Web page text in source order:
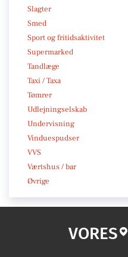
Slagter
Smed
Sport og fritidsaktivitet
Supermarked
Tandlæge
Taxi / Taxa
Tømrer
Udlejningselskab
Undervisning
Vinduespudser
VVS
Værtshus / bar
Øvrige
VORES